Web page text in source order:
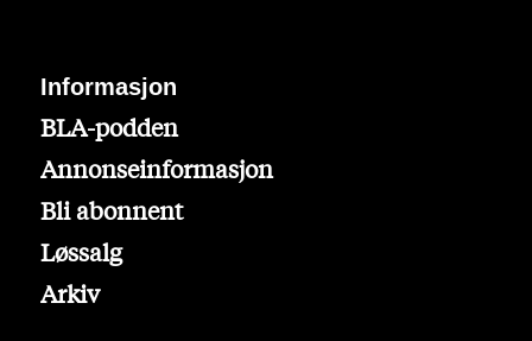
Informasjon
BLA-podden
Annonseinformasjon
Bli abonnent
Løssalg
Arkiv